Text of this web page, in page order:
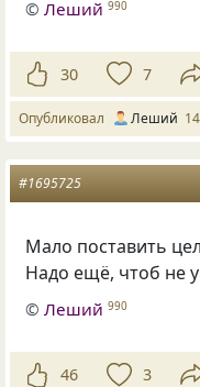
©Леший 990
30 7
Опубликовал Леший
#1695725
Мало поставить
Надо ещё, чтоб не
©Леший 990
46 3